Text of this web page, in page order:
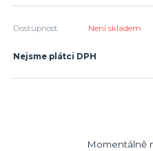
Dostupnost Není skladem
Nejsme plátci DPH
Momentálně